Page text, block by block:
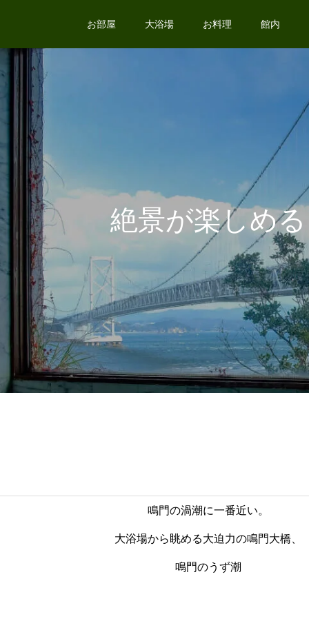
お部屋 大浴場 お料理 館内
絶景が楽しめる
鳴門の渦潮に一番近い。
大浴場から眺める大迫力の鳴門大橋、
鳴門のうず潮